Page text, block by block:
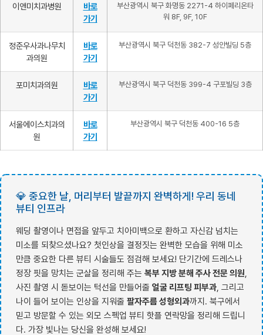
이앤미치과병원
바로
가기
부산광역시 북구 화명동 2271-4 하이페리온타
워 8F, 9F, 10F
정준우사과나무치
과의원
바로
가기
부산광역시 북구 덕천동 382-7 성안빌딩 5층
포미치과의원
바로
가기
부산광역시 북구 덕천동 399-4 구포빌딩 3층
서울에이스치과의
원
바로
가기
부산광역시 북구 덕천동 400-16 5층
💎 중요한 날, 머리부터 발끝까지 완벽하게! 우리 동네
뷰티 인프라
웨딩 촬영이나 면접을 앞두고 치아미백으로 환하고 자신감 넘치는
미소를 되찾으셨나요? 첫인상을 결정짓는 완벽한 모습을 위해 미소
만큼 중요한 다른 뷰티 시술들도 점검해 보세요! 단기간에 드레스나
정장 핏을 망치는 군살을 정리해 주는 복부 지방 분해 주사 전문 의원
사진 촬영 시 돋보이는 턱선을 만들어줄 얼굴 리프팅 피부과 , 그리고
나이 들어 보이는 인상을 지워줄 팔자주름 성형외과까지. 북구에서
믿고 방문할 수 있는 외모 스펙업 뷰티 핫플 연락망을 정리해 드립니
다. 가장 빛나는 당신을 완성해 보세요!